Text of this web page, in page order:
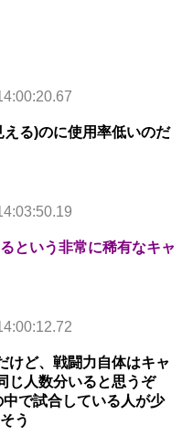
る)のに使用率低いのだ
という非常に稀有なキャ
けど、戦闘力自体はキャ
じ人数分いると思うぞ
で試合している人が少
う